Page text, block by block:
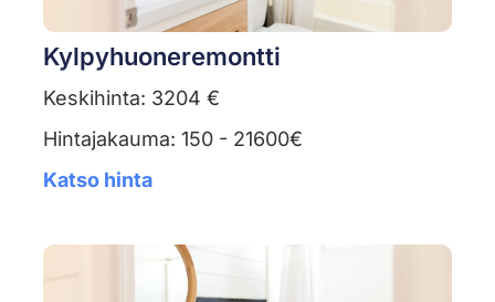
Kylpyhuoneremontti
Keskihinta: 3204 €
Hintajakauma: 150 - 21600€
Katso hinta